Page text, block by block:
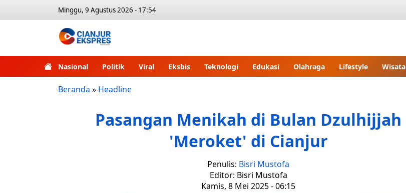
Minggu, 9 Agustus 2026 - 17:54
Nasional Politik Viral Eksbis Teknologi Edukasi Olahraga Lifestyle Wisata
Beranda » Headline
Pasangan Menikah di Bulan Dzulhijjah
'Meroket' di Cianjur
Penulis: Bisri Mustofa
Editor: Bisri Mustofa
Kamis, 8 Mei 2025 - 06:15